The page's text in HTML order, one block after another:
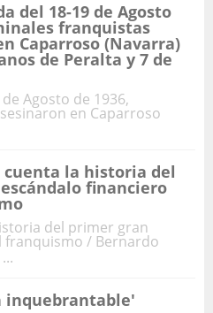
del 18-19 de Agosto
franquistas
Caparroso (Navarra)
de Peralta y 7 de
Agosto de 1936,
en Caparroso
cuenta la historia del
financiero
del primer gran
franquismo / Bernardo
inquebrantable'